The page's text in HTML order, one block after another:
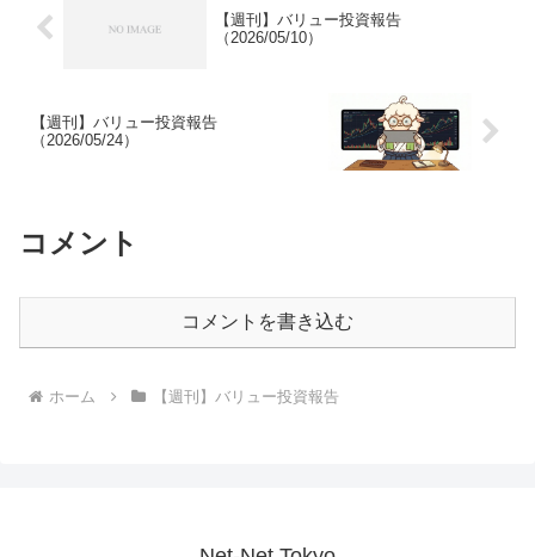
【週刊】バリュー投資報告
（2026/05/10）
【週刊】バリュー投資報告
（2026/05/24）
コメント
コメントを書き込む
ホーム 【週刊】バリュー投資報告